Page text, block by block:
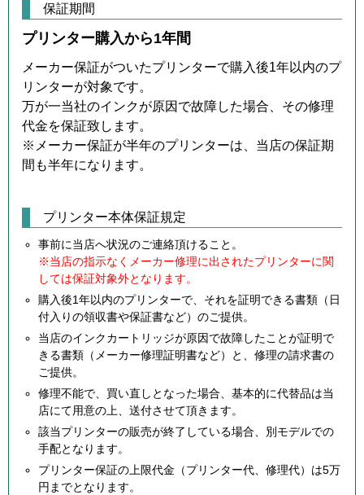
保証期間
プリンター購入から1年間
メーカー保証がついたプリンターで購入後1年以内のプ
リンターが対象です。
万が一当社のインクが原因で故障した場合、その修理
代金を保証致します。
※メーカー保証が半年のプリンターは、当店の保証期
間も半年になります。
プリンター本体保証規定
事前に当店へ状況のご連絡頂けること。
※当店の指示なくメーカー修理に出されたプリンターに関
しては保証対象外となります。
購入後1年以内のプリンターで、それを証明できる書類（日
付入りの領収書や保証書など）のご提供。
当店のインクカートリッジが原因で故障したことが証明で
きる書類（メーカー修理証明書など）と、修理の請求書の
ご提供。
修理不能で、買い直しとなった場合、基本的に代替品は当
店にて用意の上、送付させて頂きます。
該当プリンターの販売が終了している場合、別モデルでの
手配となります。
プリンター保証の上限代金（プリンター代、修理代）は5万
円までとなります。